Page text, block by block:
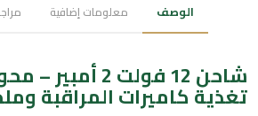
الوصف معلومات إضافية
شاحن 12 فولت 2
تغذية كاميرات المراقبة